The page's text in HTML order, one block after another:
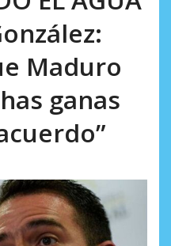
Maduro
ganas